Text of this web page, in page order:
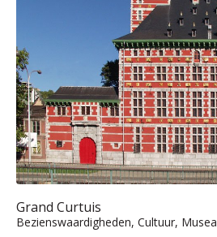
Grand Curtuis
Bezienswaardigheden, Cultuur, Musea